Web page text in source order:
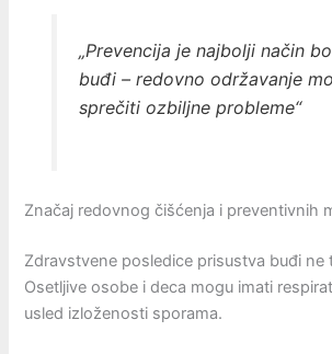
„Prevencija je najbolji način
buđi – redovno održavanje
sprečiti ozbiljne probleme“
Značaj redovnog čišćenja i preventivnih
Zdravstvene posledice prisustva buđi ne
Osetljive osobe i deca mogu imati
usled izloženosti sporama.